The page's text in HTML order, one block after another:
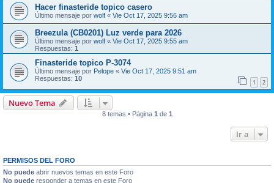
Hacer finasteride topico casero
Último mensaje por wolf « Vie Oct 17, 2025 9:56 am
Breezula (CB0201) Luz verde para 2026
Último mensaje por wolf « Vie Oct 17, 2025 9:55 am
Respuestas: 1
Finasteride topico P-3074
Último mensaje por Pelope « Vie Oct 17, 2025 9:51 am
Respuestas: 10 1 2
Nuevo Tema
8 temas • Página 1 de 1
Ir a
PERMISOS DEL FORO
No puede abrir nuevos temas en este Foro
No puede responder a temas en este Foro